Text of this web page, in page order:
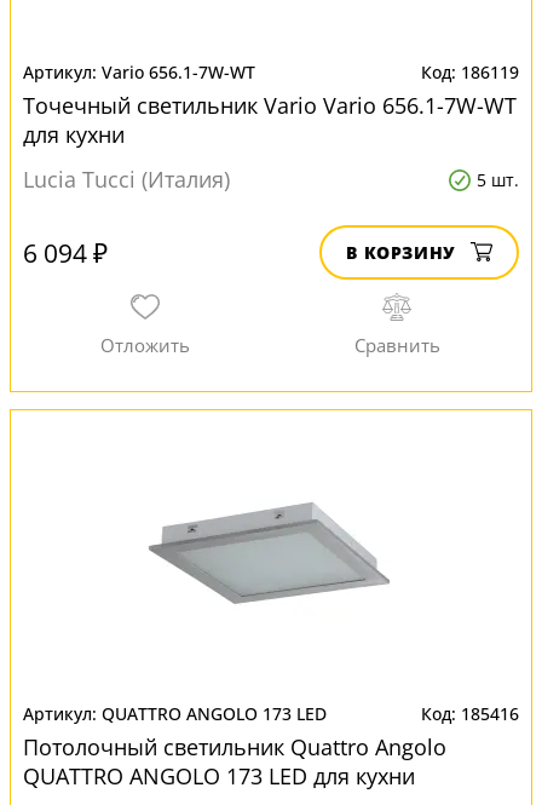
Vario 656.1-7W-WT 186119
Точечный светильник Vario Vario 656.1-7W-WT
для кухни
Lucia Tucci (Италия)
5 шт.
6 094 ₽ В КОРЗИНУ
QUATTRO ANGOLO 173 LED 185416
Потолочный светильник Quattro Angolo
QUATTRO ANGOLO 173 LED для кухни